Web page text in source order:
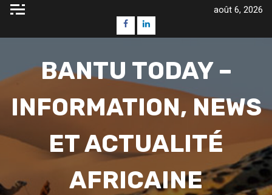
Skip
août 6, 2026
FacebookLinkedin
BANTU TODAY –
INFORMATION, NEWS
ET ACTUALITÉ
AFRICAINE